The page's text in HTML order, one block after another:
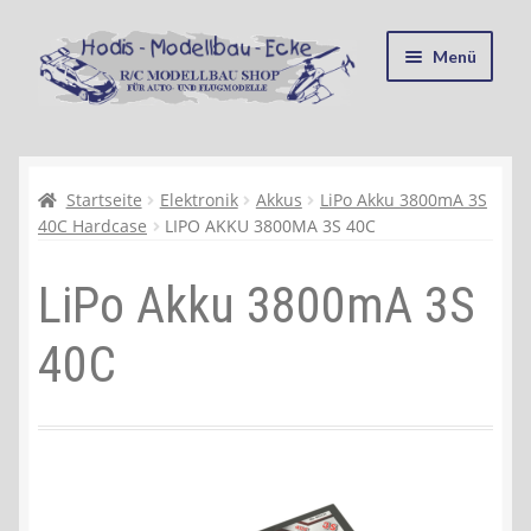
Zur
Navigation
springen
Zum
Inhalt
springen
Menü
Kasse
Recycling, Entsorgung und Umwelt
Shop
Startseite Elektronik Akkus
LiPo Akku 3800mA 3S
40C Hardcase
LIPO AKKU 3800MA 3S 40C
LiPo Akku 3800mA 3S
40C